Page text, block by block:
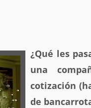
¿Qué les
una
cotización
de